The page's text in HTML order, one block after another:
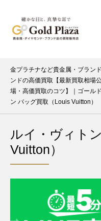
金プラチナなど貴金属・ブラン
ンドの高価買取【最新買取相場公
場・高価買取のコツ】｜ゴール
ン バッグ買取（Louis Vuitton）
ルイ・ヴィト
Vuitton）